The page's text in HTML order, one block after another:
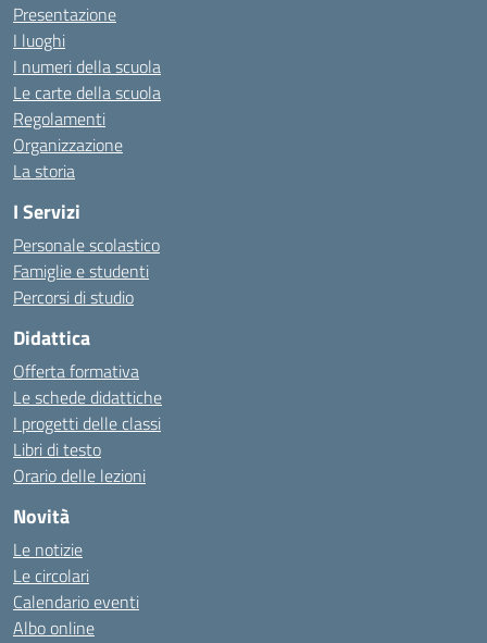
Presentazione
I luoghi
I numeri della scuola
Le carte della scuola
Regolamenti
Organizzazione
La storia
I Servizi
Personale scolastico
Famiglie e studenti
Percorsi di studio
Didattica
Offerta formativa
Le schede didattiche
I progetti delle classi
Libri di testo
Orario delle lezioni
Novità
Le notizie
Le circolari
Calendario eventi
Albo online